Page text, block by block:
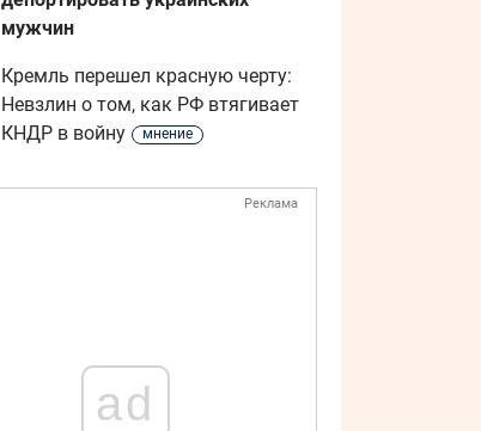
мужчин
Кремль перешел красную черту:
Невзлин о том, как РФ втягивает
КНДР в войну
мнение
Реклама
ad